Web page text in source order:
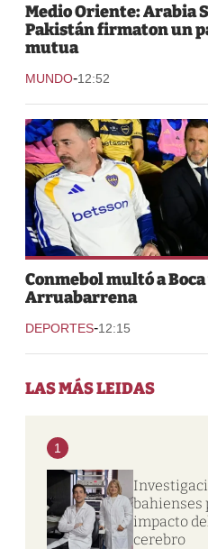
Medio Oriente: Arabia
Pakistán firmaton un
mutua
MUNDO-12:52
Conmebol multó a Boca
Arruabarrena
DEPORTES-12:15
LAS MÁS LEIDAS
1
bahienses
impacto
cerebro